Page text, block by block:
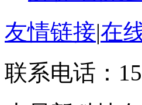
友情链接|在
联系电话：